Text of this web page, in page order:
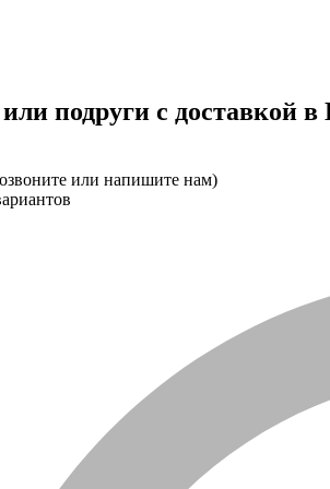
подруги с доставкой
или напишите нам)